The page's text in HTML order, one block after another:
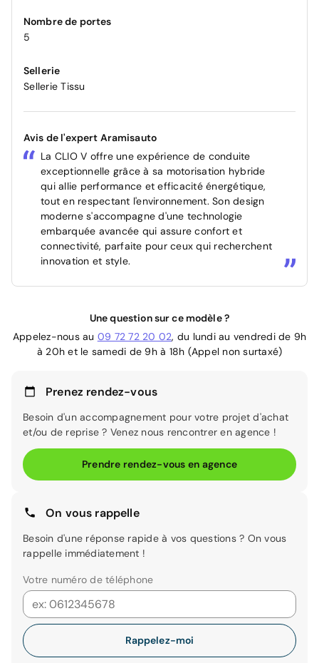
Nombre de portes
5
Sellerie
Sellerie Tissu
Avis de l'expert Aramisauto
La CLIO V offre une expérience de conduite
exceptionnelle grâce à sa motorisation hybride
qui allie performance et efficacité énergétique,
tout en respectant l'environnement. Son design
moderne s'accompagne d'une technologie
embarquée avancée qui assure confort et
connectivité, parfaite pour ceux qui recherchent
innovation et style.
Une question sur ce modèle ?
Appelez-nous au 09 72 72 20 02, du lundi au vendredi de 9h
à 20h et le samedi de 9h à 18h (Appel non surtaxé)
Prenez rendez-vous
Besoin d'un accompagnement pour votre projet d'achat
et/ou de reprise ? Venez nous rencontrer en agence !
Prendre rendez-vous en agence
On vous rappelle
Besoin d'une réponse rapide à vos questions ? On vous
rappelle immédiatement !
Votre numéro de téléphone
Rappelez-moi